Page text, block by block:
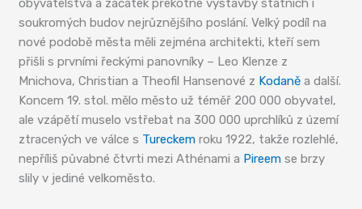
obyvatelstva a začátek překotné výstavby státních i
soukromých budov nejrůznějšího poslání. Velký podíl na
nové podobě města měli zejména architekti, kteří sem
přišli s prvními řeckými panovníky – Leo Klenze z
Mnichova, Christian a Theofil Hansenové z Kodaně a další.
Koncem 19. stol. mělo město už téměř 200 000 obyvatel,
ale vzápětí muselo vstřebat na 300 000 uprchlíků z území
ztracených ve válce s Tureckem roku 1922, takže rozlehlé,
nepříliš půvabné čtvrti mezi Athénami a Pireem se brzy
slily v jediné velkoměsto.